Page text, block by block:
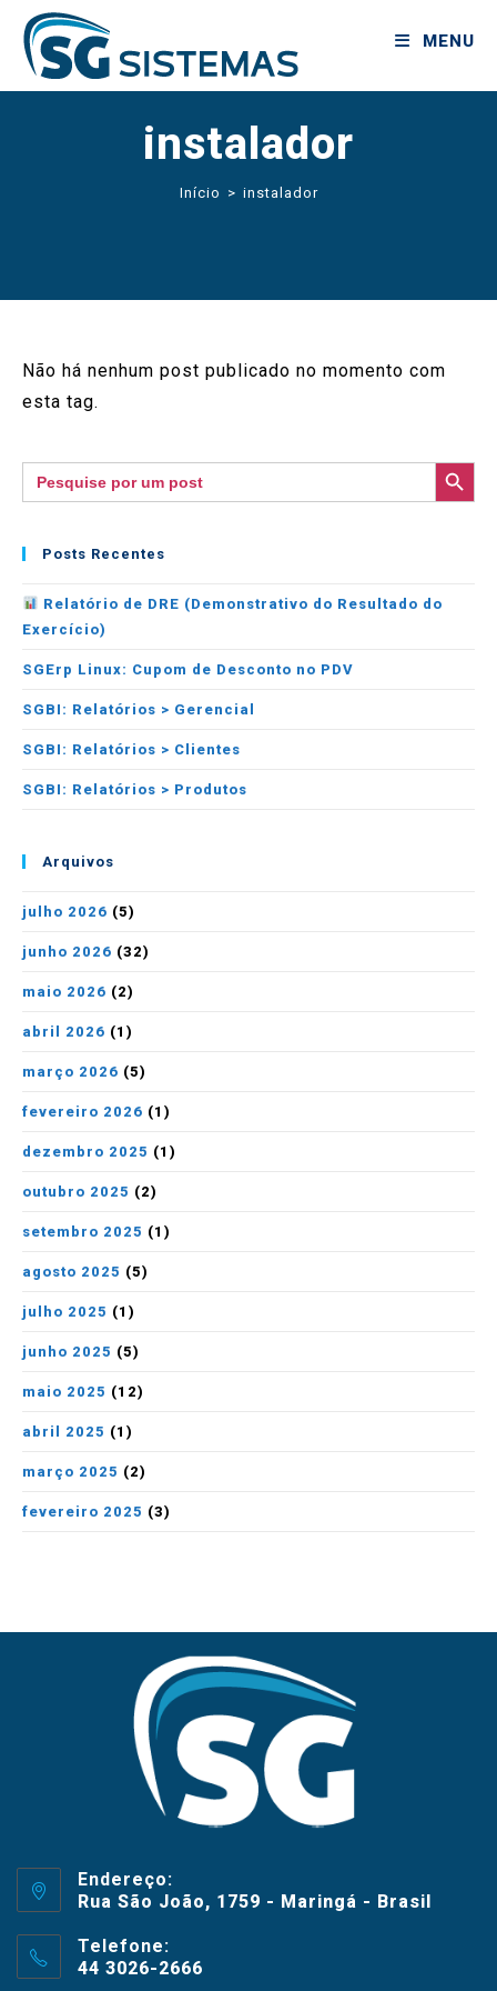
MENU
instalador
Início > instalador
Não há nenhum post publicado no momento com
esta tag.
Search
for:
SEARCH BUTTON
Posts Recentes
Relatório de DRE (Demonstrativo do Resultado do
Exercício)
SGErp Linux: Cupom de Desconto no PDV
SGBI: Relatórios > Gerencial
SGBI: Relatórios > Clientes
SGBI: Relatórios > Produtos
Arquivos
julho 2026 (5)
junho 2026 (32)
maio 2026 (2)
abril 2026 (1)
março 2026 (5)
fevereiro 2026 (1)
dezembro 2025 (1)
outubro 2025 (2)
setembro 2025 (1)
agosto 2025 (5)
julho 2025 (1)
junho 2025 (5)
maio 2025 (12)
abril 2025 (1)
março 2025 (2)
fevereiro 2025 (3)
Endereço:
Rua São João, 1759 - Maringá - Brasil
Telefone:
44 3026-2666